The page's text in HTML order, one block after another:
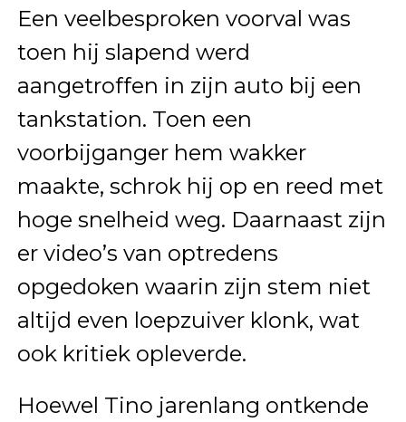
Een veelbesproken voorval was
toen hij slapend werd
aangetroffen in zijn auto bij een
tankstation. Toen een
voorbijganger hem wakker
maakte, schrok hij op en reed met
hoge snelheid weg. Daarnaast zijn
er video’s van optredens
opgedoken waarin zijn stem niet
altijd even loepzuiver klonk, wat
ook kritiek opleverde.
Hoewel Tino jarenlang ontkende